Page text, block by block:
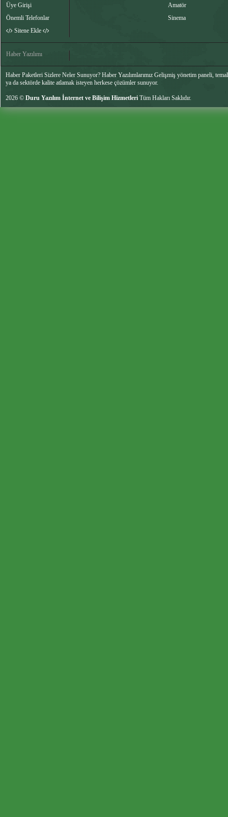
Üye Girişi
Önemli Telefonlar
Sitene Ekle
Amatör
Sinema
Haber Yazılımı
Haber Paketleri Sizlere Neler Sunuyor? Haber Yazılımlarımız Gelişmiş yönetim paneli,
ya da sektörde kalite atlamak isteyen herkese çözümler sunuyor.
2026 © Duru Yazılım İnternet ve Bilişim Hizmetleri Tüm Hakları Saklıdır.